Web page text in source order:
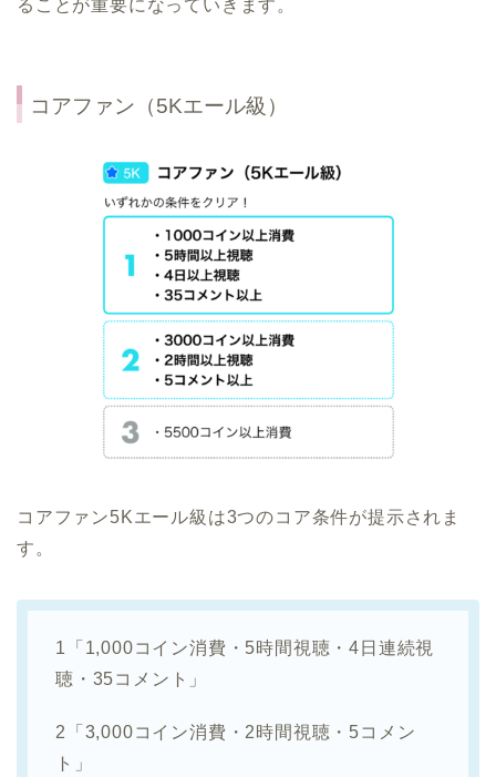
ることが重要になっていきます。
コアファン（5Kエール級）
コアファン5Kエール級は3つのコア条件が提示されま
す。
1「1,000コイン消費・5時間視聴・4日連続視
聴・35コメント」
2「3,000コイン消費・2時間視聴・5コメン
ト」